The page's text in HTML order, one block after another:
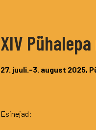
XIV
27. juuli.-3. august 2025,
Esinejad: